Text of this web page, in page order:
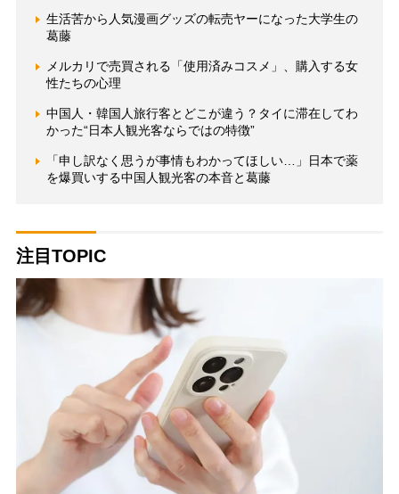
生活苦から人気漫画グッズの転売ヤーになった大学生の
葛藤
メルカリで売買される「使用済みコスメ」、購入する女
性たちの心理
中国人・韓国人旅行客とどこが違う？タイに滞在してわ
かった“日本人観光客ならではの特徴”
「申し訳なく思うが事情もわかってほしい…」日本で薬
を爆買いする中国人観光客の本音と葛藤
注目TOPIC